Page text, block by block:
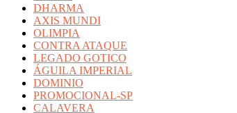
DHARMA
AXIS MUNDI
OLIMPIA
CONTRA ATAQUE
LEGADO GOTICO
ÁGUILA IMPERIAL
DOMINIO
PROMOCIONAL-SP
CALAVERA